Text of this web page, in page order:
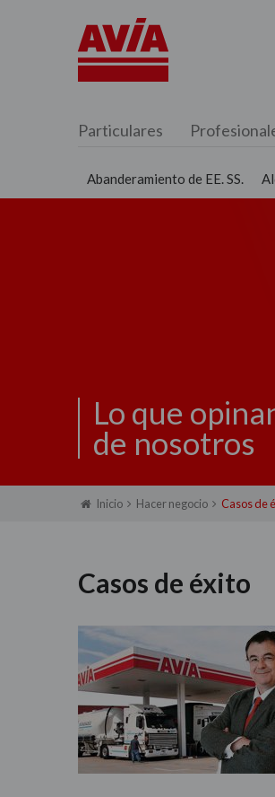
Particulares
Abanderamiento de EE. SS.
Lo que
de nosotros
Inicio Hacer negocio Casos de
Casos de éxito